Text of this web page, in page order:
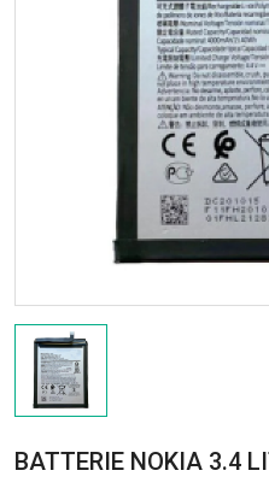
BATTERIE NOKIA 3.4